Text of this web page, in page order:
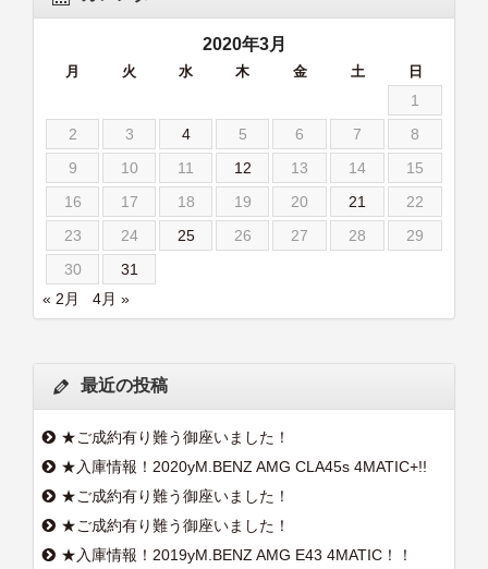
2020年3月
月 火 水 木 金 土 日
1
2
3 4 5 6 7
8
9
10 11 12 13 14
15
16
17 18 19 20 21
22
23
24 25 26 27 28
29
30
31
« 2月
4月 »
最近の投稿
★ご成約有り難う御座いました！
★入庫情報！2020yM.BENZ AMG CLA45s 4MATIC+!!
★ご成約有り難う御座いました！
★ご成約有り難う御座いました！
★入庫情報！2019yM.BENZ AMG E43 4MATIC！！